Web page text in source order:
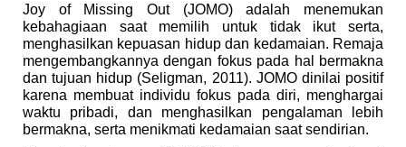
Joy of Missing Out (JOMO) adalah menemukan
kebahagiaan saat memilih untuk tidak ikut serta,
menghasilkan kepuasan hidup dan kedamaian. Remaja
mengembangkannya dengan fokus pada hal bermakna
dan tujuan hidup (Seligman, 2011). JOMO dinilai positif
karena membuat individu fokus pada diri, menghargai
waktu pribadi, dan menghasilkan pengalaman lebih
bermakna, serta menikmati kedamaian saat sendirian.